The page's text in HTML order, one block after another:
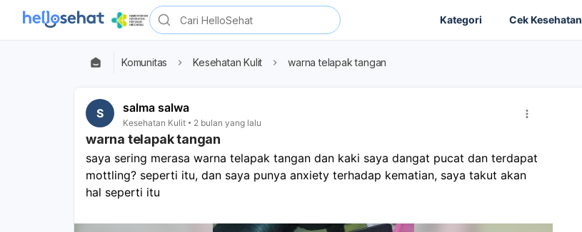
Kategori Cek Kesehatan
Komunitas Kesehatan Kulit warna telapak tangan
S salma salwa
Kesehatan Kulit 2 bulan yang lalu
warna telapak tangan
saya sering merasa warna telapak tangan dan kaki saya dangat pucat dan terdapat
mottling? seperti itu, dan saya punya anxiety terhadap kematian, saya takut akan
hal seperti itu